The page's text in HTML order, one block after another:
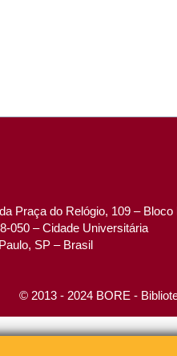
Praça do Relógio, 109 – Bloco
050 – Cidade Universitária
SP – Brasil
© 2013 - 2024 BORE -